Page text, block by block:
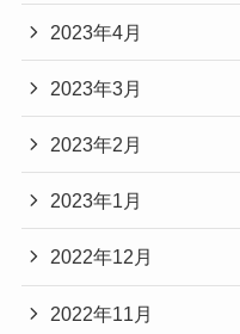
2023年4月
2023年3月
2023年2月
2023年1月
2022年12月
2022年11月